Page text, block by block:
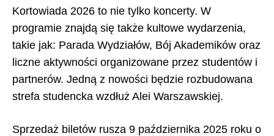
Kortowiada 2026 to nie tylko koncerty. W
programie znajdą się także kultowe wydarzenia,
takie jak: Parada Wydziałów, Bój Akademików oraz
liczne aktywności organizowane przez studentów i
partnerów. Jedną z nowości będzie rozbudowana
strefa studencka wzdłuż Alei Warszawskiej.
Sprzedaż biletów rusza 9 października 2025 roku o